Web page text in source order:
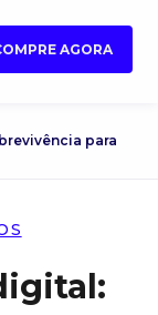
AGORA
para